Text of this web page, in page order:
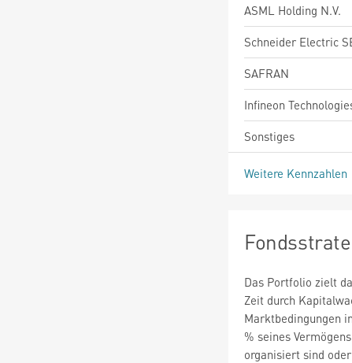
ASML Holding N.V.
Schneider Electric
SAFRAN
Infineon
Sonstiges
Weitere Kennzahlen
Das Portfolio zielt
Zeit durch
Marktbedingungen
% seines
organisiert sind